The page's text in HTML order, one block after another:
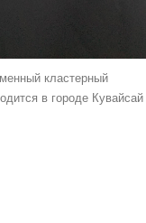
кластерный
в городе Кувайсай